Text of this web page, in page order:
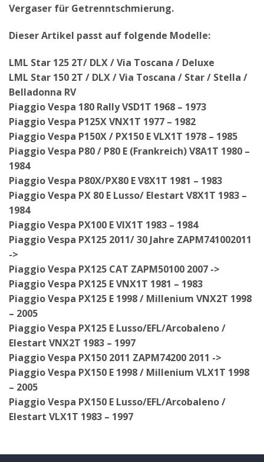
Vergaser für Getrenntschmierung.
Dieser Artikel passt auf folgende Modelle:
LML Star 125 2T/ DLX / Via Toscana / Deluxe
LML Star 150 2T / DLX / Via Toscana / Star / Stella /
Belladonna RV
Piaggio Vespa 180 Rally VSD1T 1968 – 1973
Piaggio Vespa P125X VNX1T 1977 – 1982
Piaggio Vespa P150X / PX150 E VLX1T 1978 – 1985
Piaggio Vespa P80 / P80 E (Frankreich) V8A1T 1980 –
1984
Piaggio Vespa P80X/PX80 E V8X1T 1981 – 1983
Piaggio Vespa PX 80 E Lusso/ Elestart V8X1T 1983 –
1984
Piaggio Vespa PX100 E VIX1T 1983 – 1984
Piaggio Vespa PX125 2011/ 30 Jahre ZAPM741002011
->
Piaggio Vespa PX125 CAT ZAPM50100 2007 ->
Piaggio Vespa PX125 E VNX1T 1981 – 1983
Piaggio Vespa PX125 E 1998 / Millenium VNX2T 1998
– 2005
Piaggio Vespa PX125 E Lusso/EFL/Arcobaleno /
Elestart VNX2T 1983 – 1997
Piaggio Vespa PX150 2011 ZAPM74200 2011 ->
Piaggio Vespa PX150 E 1998 / Millenium VLX1T 1998
– 2005
Piaggio Vespa PX150 E Lusso/EFL/Arcobaleno /
Elestart VLX1T 1983 – 1997